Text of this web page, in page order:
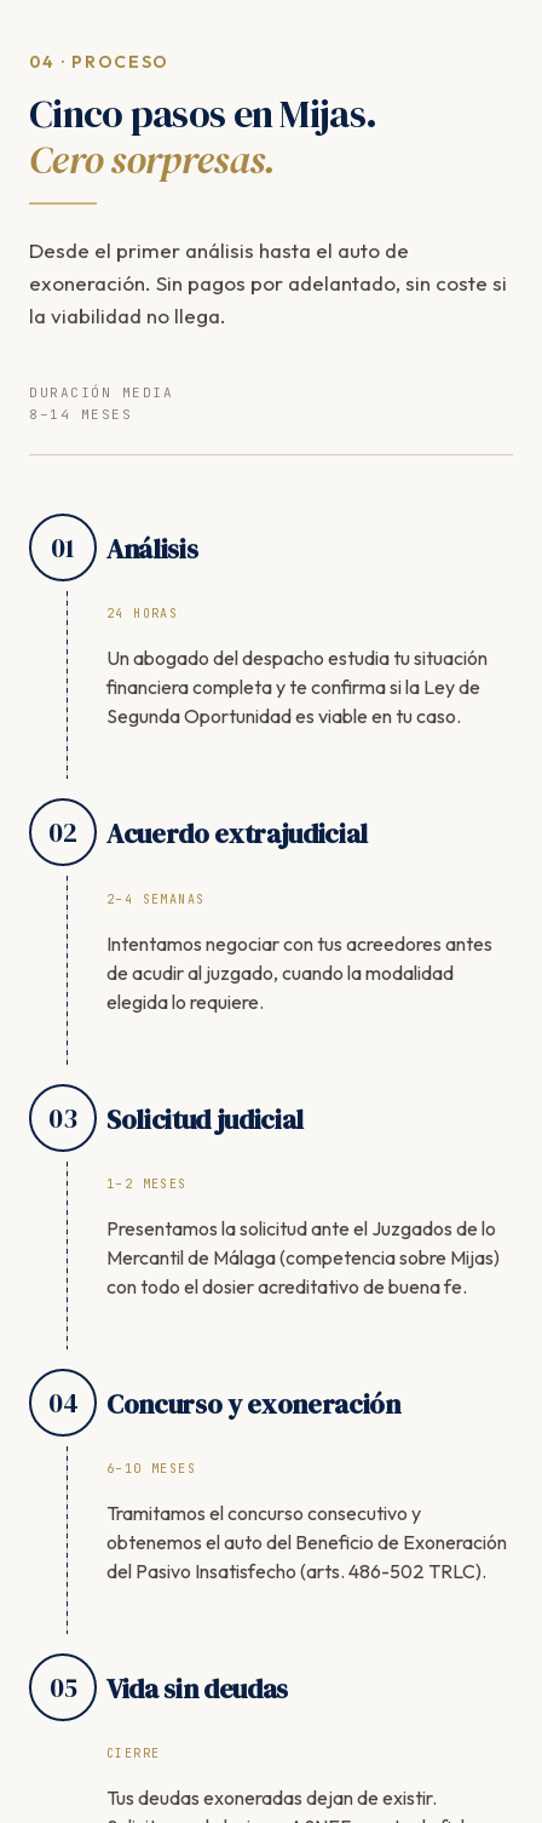
04 · PROCESO
Cinco pasos en Mijas.
Cero sorpresas.
Desde el primer análisis hasta el auto de
exoneración. Sin pagos por adelantado, sin coste si
la viabilidad no llega.
DURACIÓN MEDIA
8–14 MESES
01 Análisis
24 HORAS
Un abogado del despacho estudia tu situación
financiera completa y te confirma si la Ley de
Segunda Oportunidad es viable en tu caso.
02 Acuerdo extrajudicial
2–4 SEMANAS
Intentamos negociar con tus acreedores antes
de acudir al juzgado, cuando la modalidad
elegida lo requiere.
03 Solicitud judicial
1–2 MESES
Presentamos la solicitud ante el Juzgados de lo
Mercantil de Málaga (competencia sobre Mijas)
con todo el dosier acreditativo de buena fe.
04 Concurso y exoneración
6–10 MESES
Tramitamos el concurso consecutivo y
obtenemos el auto del Beneficio de Exoneración
del Pasivo Insatisfecho (arts. 486-502 TRLC).
05 Vida sin deudas
CIERRE
Tus deudas exoneradas dejan de existir.